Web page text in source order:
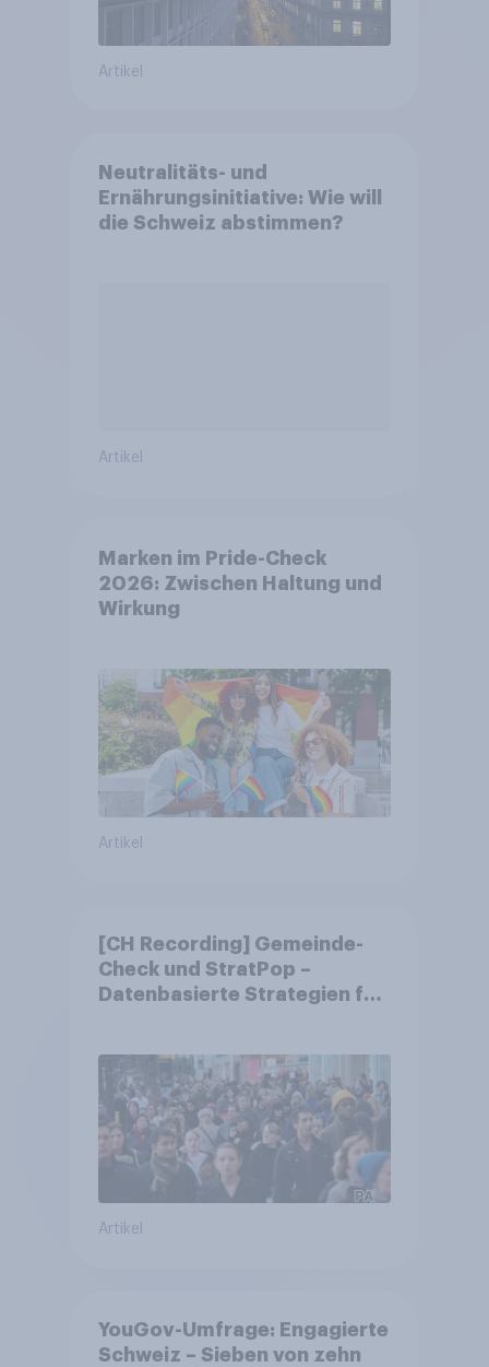
Artikel
Neutralitäts- und
Ernährungsinitiative: Wie will
die Schweiz abstimmen?
Artikel
Marken im Pride-Check
2026: Zwischen Haltung und
Wirkung
Artikel
[CH Recording] Gemeinde-
Check und StratPop –
Datenbasierte Strategien für
Artikel
YouGov-Umfrage: Engagierte
Schweiz – Sieben von zehn